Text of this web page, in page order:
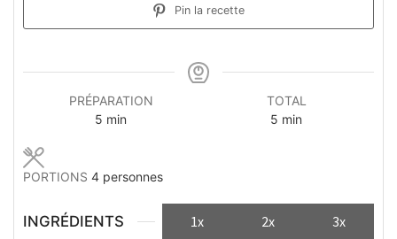
Pin la recette
PRÉPARATION
5 minutes
min
TOTAL
5 minutes
min
PORTIONS 4 personnes
INGRÉDIENTS 1x 2x 3x